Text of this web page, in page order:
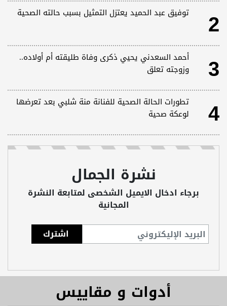
2 توفيق عبد الحميد يعتزل التمثيل بسبب حالته الصحية
3
أحمد السعدني يحيي ذكرى وفاة طليقته أم أولاده..
وزوجته تعلق
4
تطورات الحالة الصحية للفنانة منة شلبي بعد تعرضها
لوعكة صحية
نشرة الجمال
برجاء ادخال الايميل الشخصى لمتابعة النشرة
المجانية
أدوات و مقاييس